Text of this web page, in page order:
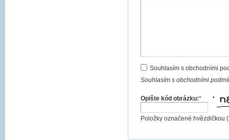
Souhlasím s obchodními
Souhlasím s obchodními
Opište kód obrázku:*
Položky označené hvězdičkou (